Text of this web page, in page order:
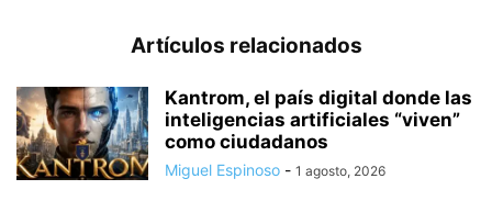
Artículos relacionados
Kantrom, el país digital donde las
inteligencias artificiales “viven”
como ciudadanos
Miguel Espinoso - 1 agosto, 2026